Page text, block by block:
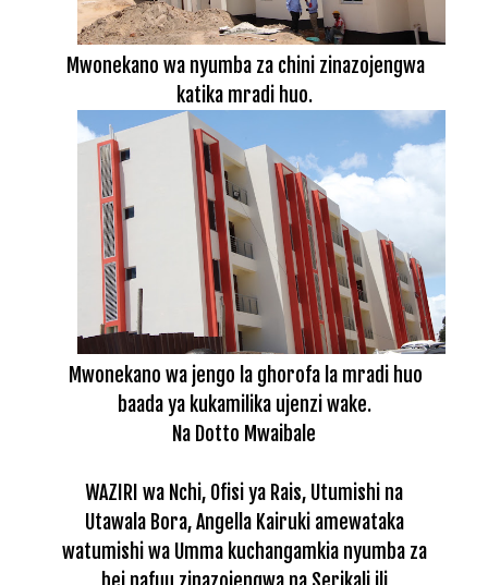
Mwonekano wa nyumba za chini zinazojengwa
katika mradi huo.
Mwonekano wa jengo la ghorofa la mradi huo
baada ya kukamilika ujenzi wake.
Na Dotto Mwaibale
WAZIRI wa Nchi, Ofisi ya Rais, Utumishi na
Utawala Bora, Angella Kairuki amewataka
watumishi wa Umma kuchangamkia nyumba za